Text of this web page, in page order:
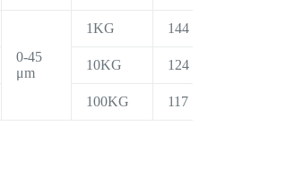
0-45
μm
1KG 144
10KG 124
100KG 117